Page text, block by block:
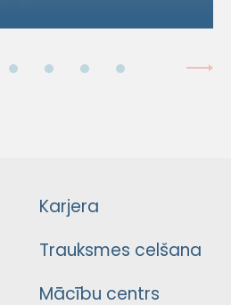
Karjera
Trauksmes celšana
Mācību centrs